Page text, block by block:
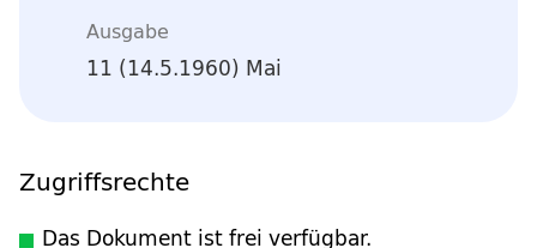
Ausgabe
11 (14.5.1960) Mai
Zugriffsrechte
Das Dokument ist frei verfügbar.